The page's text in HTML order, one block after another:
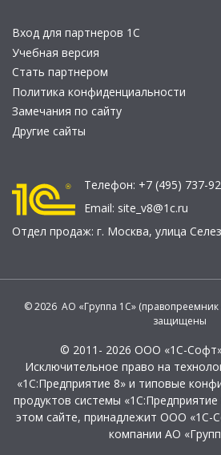
Вход для партнеров 1С
Учебная версия
Стать партнером
Политика конфиденциальности
Замечания по сайту
Другие сайты
Телефон: +7 (495) 737-
Email: site_v8@1c.ru
Отдел продаж: г. Москва, улица
© 2026 АО «Группа 1С» (правопреемник
защищены
© 2011- 2026 ООО «1С-
Исключительное право на
«1С:Предприятие 8» и типовые
продуктов системы
этом сайте, принадлежит ООО «1С-
компании АО